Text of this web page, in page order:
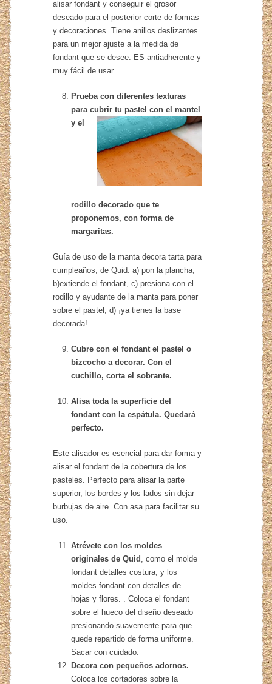
alisar fondant y conseguir el grosor
deseado para el posterior corte de formas
y decoraciones. Tiene anillos deslizantes
para un mejor ajuste a la medida de
fondant que se desee. ES antiadherente y
muy fácil de usar.
Prueba con diferentes texturas
para cubrir tu pastel con el mantel
y el
rodillo decorado que te
proponemos, con forma de
margaritas.
Guía de uso de la manta decora tarta para
cumpleaños, de Quid: a) pon la plancha,
b)extiende el fondant, c) presiona con el
rodillo y ayudante de la manta para poner
sobre el pastel, d) ¡ya tienes la base
decorada!
Cubre con el fondant el pastel o
bizcocho a decorar. Con el
cuchillo, corta el sobrante.
Alisa toda la superficie del
fondant con la espátula. Quedará
perfecto.
Este alisador es esencial para dar forma y
alisar el fondant de la cobertura de los
pasteles. Perfecto para alisar la parte
superior, los bordes y los lados sin dejar
burbujas de aire. Con asa para facilitar su
uso.
Atrévete con los moldes
originales de Quid , como el molde
fondant detalles costura, y los
moldes fondant con detalles de
hojas y flores. . Coloca el fondant
sobre el hueco del diseño deseado
presionando suavemente para que
quede repartido de forma uniforme.
Sacar con cuidado.
Decora con pequeños adornos.
Coloca los cortadores sobre la